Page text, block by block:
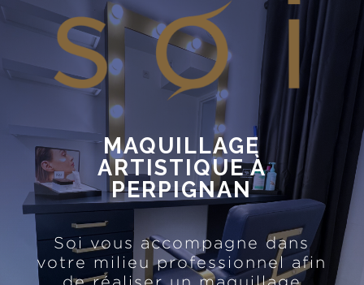
MAQUILLAGE
ARTISTIQUE À
PERPIGNAN
Soi vous accompagne dans
votre milieu professionnel afin
de réaliser un maquillage